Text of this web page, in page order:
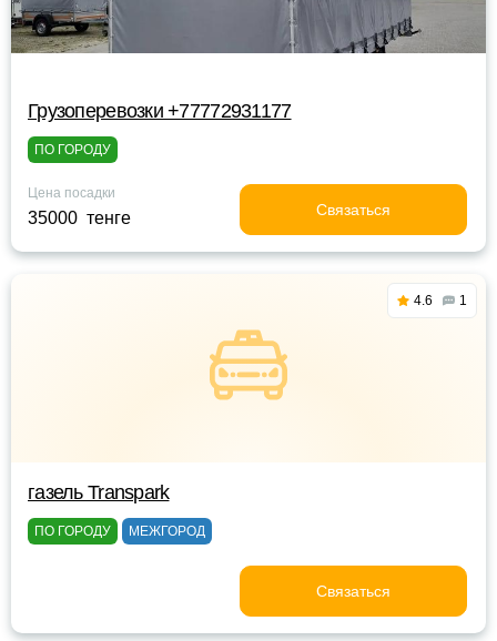
Грузоперевозки +77772931177
ПО ГОРОДУ
Цена посадки
35000 тенге Связаться
4.6 1
газель Transpark
ПО ГОРОДУ МЕЖГОРОД
Связаться